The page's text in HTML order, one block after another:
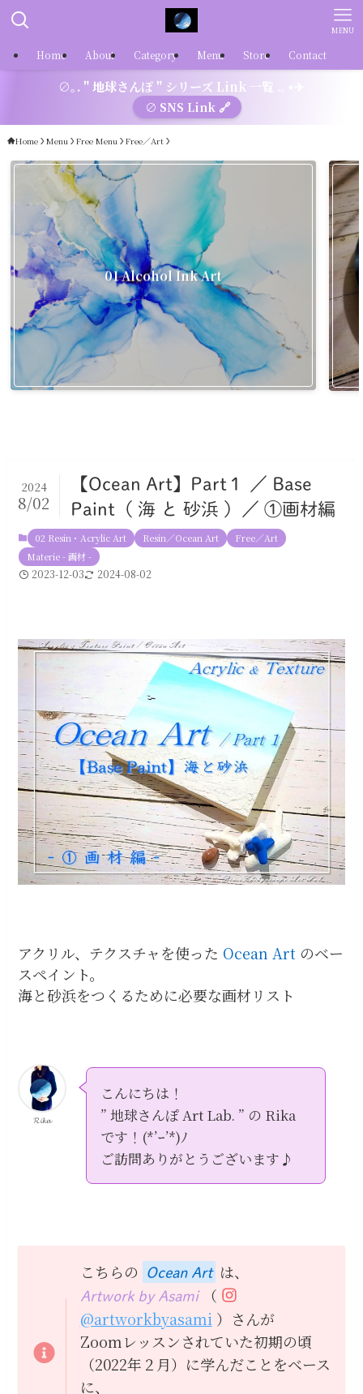
MENU
Home About Category Menu Store Contact
∅｡. " 地球さんぽ " シリーズ Link 一覧 .｡⋆✈
∅ SNS Link 🔗
Home Menu Free Menu Free／Art
01 Alcohol Ink Art
【Ocean Art】Part１ ／ Base
Paint（ 海 と 砂浜 ）／ ①画材編
2024
8/02
02 Resin・Acrylic Art Resin／Ocean Art
Free／Art
Materie - 画材 -
2023-12-03 2024-08-02
アクリル、テクスチャを使った Ocean Art のベー
スペイント。
海と砂浜をつくるために必要な画材リスト
𝓡𝓲𝓴𝓪
こんにちは！
” 地球さんぽ Art Lab. ” の Rika
です！(*’ｰ’*)ﾉ
ご訪問ありがとうございます♪
こちらの Ocean Art は、
Artwork by Asami
（
@artworkbyasami ）さんが
Zoomレッスンされていた初期の頃
（2022年２月）に学んだことをベース
に、